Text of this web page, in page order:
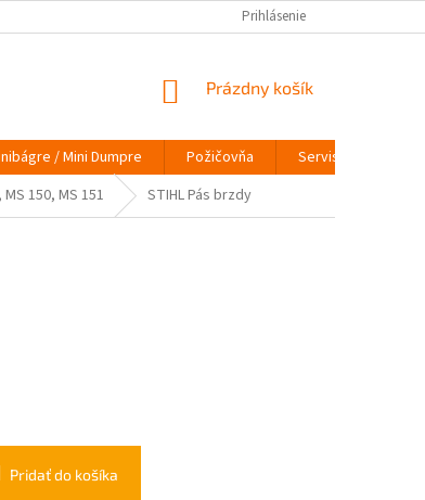
VYMEŇ STARÝ ZA NOVÝ
Prihlásenie
NÁKUPNÝ
Prázdny košík
/ Mini Dumpre Požičovňa Servis
150, MS 151 STIHL Pás brzdy
Pridať do košíka